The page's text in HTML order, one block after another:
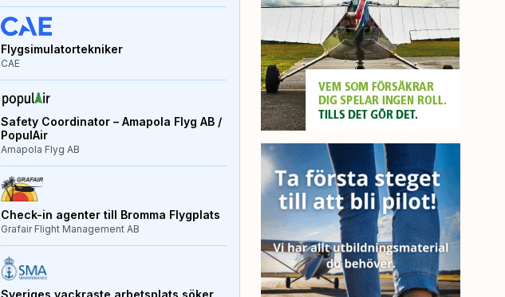
Flygsimulatortekniker
CAE
Safety Coordinator – Amapola Flyg AB /
PopulAir
Amapola Flyg AB
Check-in agenter till Bromma Flygplats
Grafair Flight Management AB